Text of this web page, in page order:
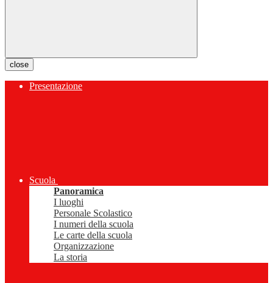
close
Presentazione
Scuola
Panoramica
I luoghi
Personale Scolastico
I numeri della scuola
Le carte della scuola
Organizzazione
La storia